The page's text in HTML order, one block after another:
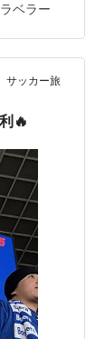
の歓喜
って“忘れ
出場を勝
歓喜」
パ約…
ベラー
サッカー旅
🔥